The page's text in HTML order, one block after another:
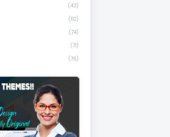
(43)
(112)
(74)
(71)
(76)